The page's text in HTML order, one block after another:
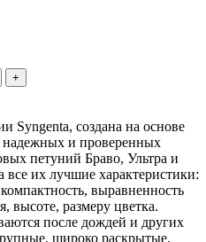
+
Syngenta, создана на основе
надежных и проверенных
петуний Браво, Ультра и
их лучшие характеристики:
выравненность
высоте, размеру цветка.
после дождей и других
широко раскрытые,